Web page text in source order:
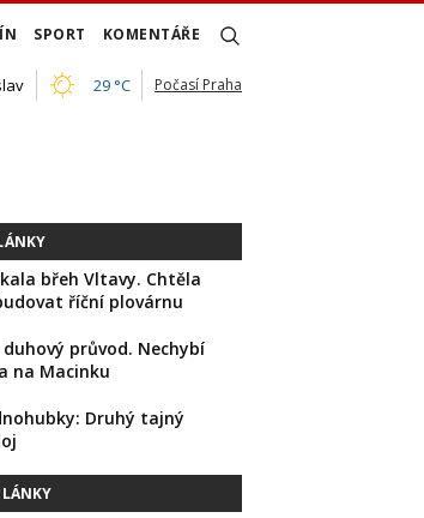
SPORT KOMENTÁŘE
29 °C Počasí Praha
břeh Vltavy. Chtěla
říční plovárnu
průvod. Nechybí
na Macinku
Druhý tajný